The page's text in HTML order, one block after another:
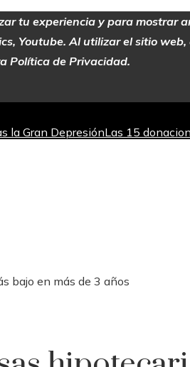
tu experiencia y para mostrar
Youtube. Al utilizar el sitio
Política de Privacidad.
la Gran DepresiónLas 15
la absorción de hierro
bajo en más de 3 años